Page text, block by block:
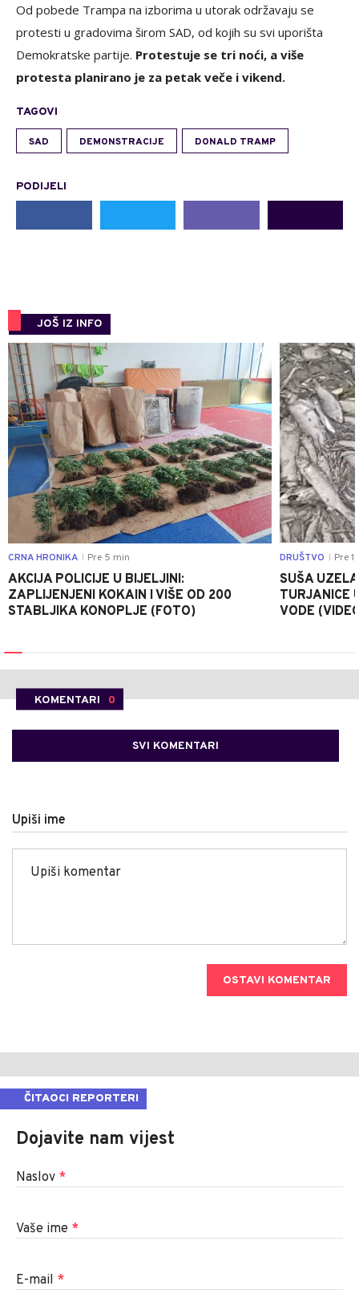
Od pobede Trampa na izborima u utorak održavaju se
protesti u gradovima širom SAD, od kojih su svi uporišta
Demokratske partije. Protestuje se tri noći, a više
protesta planirano je za petak veče i vikend.
TAGOVI
SAD DEMONSTRACIJE DONALD TRAMP
PODIJELI
JOŠ IZ INFO
0
CRNA HRONIKA Pre 5 min
AKCIJA POLICIJE U BIJELJINI:
ZAPLIJENJENI KOKAIN I VIŠE OD 200
STABLJIKA KONOPLJE (FOTO)
DRUŠTVO Pre 1
SUŠA
TURJANICE
VODE
KOMENTARI 0
SVI KOMENTARI
Upiši ime
OSTAVI KOMENTAR
ČITAOCI REPORTERI
Dojavite nam vijest
Naslov *
Vaše ime *
E-mail *